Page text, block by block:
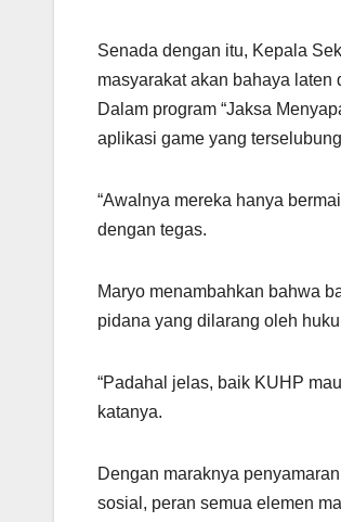
Senada dengan itu, Kepala
masyarakat akan bahaya
Dalam program “Jaksa
aplikasi game yang
“Awalnya mereka hanya
dengan tegas.
Maryo menambahkan bahwa
pidana yang dilarang oleh
“Padahal jelas, baik KUHP
katanya.
Dengan maraknya
sosial, peran semua elemen